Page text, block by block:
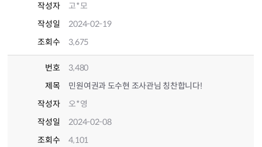
작성자
고*모
작성일
2024-02-19
조회수
3,675
번호
3,480
제목
민원여권과 도수현 조사관님 칭찬합니다!
작성자
오*영
작성일
2024-02-08
조회수
4,101